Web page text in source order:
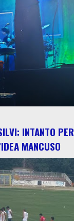
INTANTO PER
MANCUSO